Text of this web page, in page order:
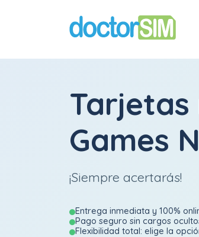
Games
¡Siempre acertarás!
Entrega inmediata y 100%
Pago seguro sin cargos
Flexibilidad total: elige la